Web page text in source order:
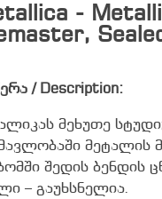
-
/ Description:
მეხუთე
მეტალის
შედის ბენდის
– გაუხსნელია.